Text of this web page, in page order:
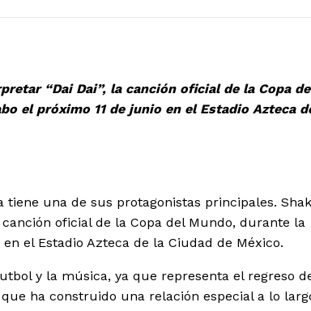
“Dai Dai”, la canción oficial de la Copa
el próximo 11 de junio en el Estadio Azteca
tiene una de sus protagonistas principales.
oficial de la Copa del Mundo, durante la
el Estadio Azteca de la Ciudad de México.
y la música, ya que representa el regreso
ha construido una relación especial a lo